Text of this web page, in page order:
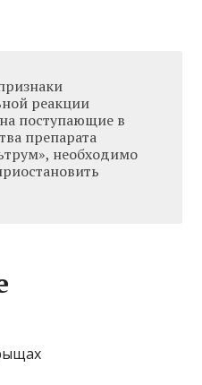
реакции
поступающие в
препарата
необходимо